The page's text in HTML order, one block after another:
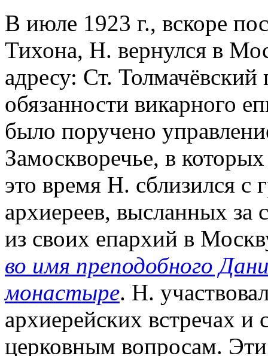
В июле 1923 г., вскоре
Тихона, Н. вернулся в
адресу: Ст.
обязанности викарного
было поручено
Замоскворечье, в
это время Н. сблизился с
архиереев, высланных за
из своих епархий в
во имя преподобного
монастыре. Н.
архиерейских встречах
церковным вопросам.